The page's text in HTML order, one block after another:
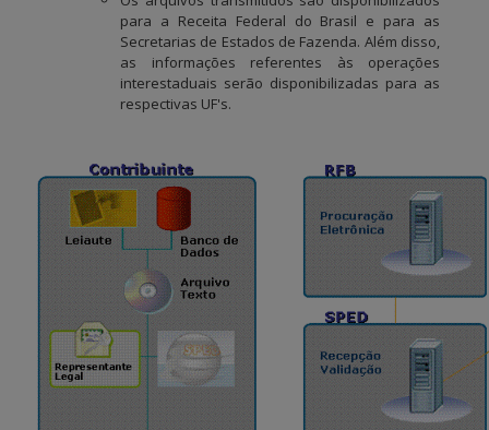
para a Receita Federal do Brasil e para as
Secretarias de Estados de Fazenda. Além disso,
as informações referentes às operações
interestaduais serão disponibilizadas para as
respectivas UF's.